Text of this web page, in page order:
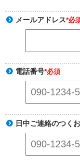
メールアドレス*必
電話番号*必須
日中ご連絡のつく